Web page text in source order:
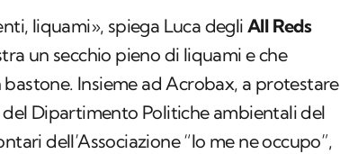
liquami», spiega Luca degli All Reds
un secchio pieno di liquami e che
Insieme ad Acrobax, a protestare
Dipartimento Politiche ambientali del
dell’Associazione “Io me ne occupo”,